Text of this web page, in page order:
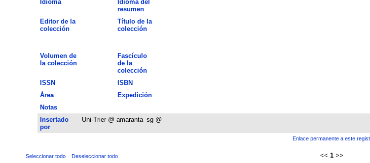
Idioma
Idioma del
resumen
Editor de la
colección
Título de la
colección
Volumen de
la colección
Fascículo
de la
colección
ISSN ISBN
Área
Expedición
Notas
Insertado
por
Uni-Trier @ amaranta_sg @
Enlace permanente a este
Seleccionar todo Deseleccionar todo << 1 >>